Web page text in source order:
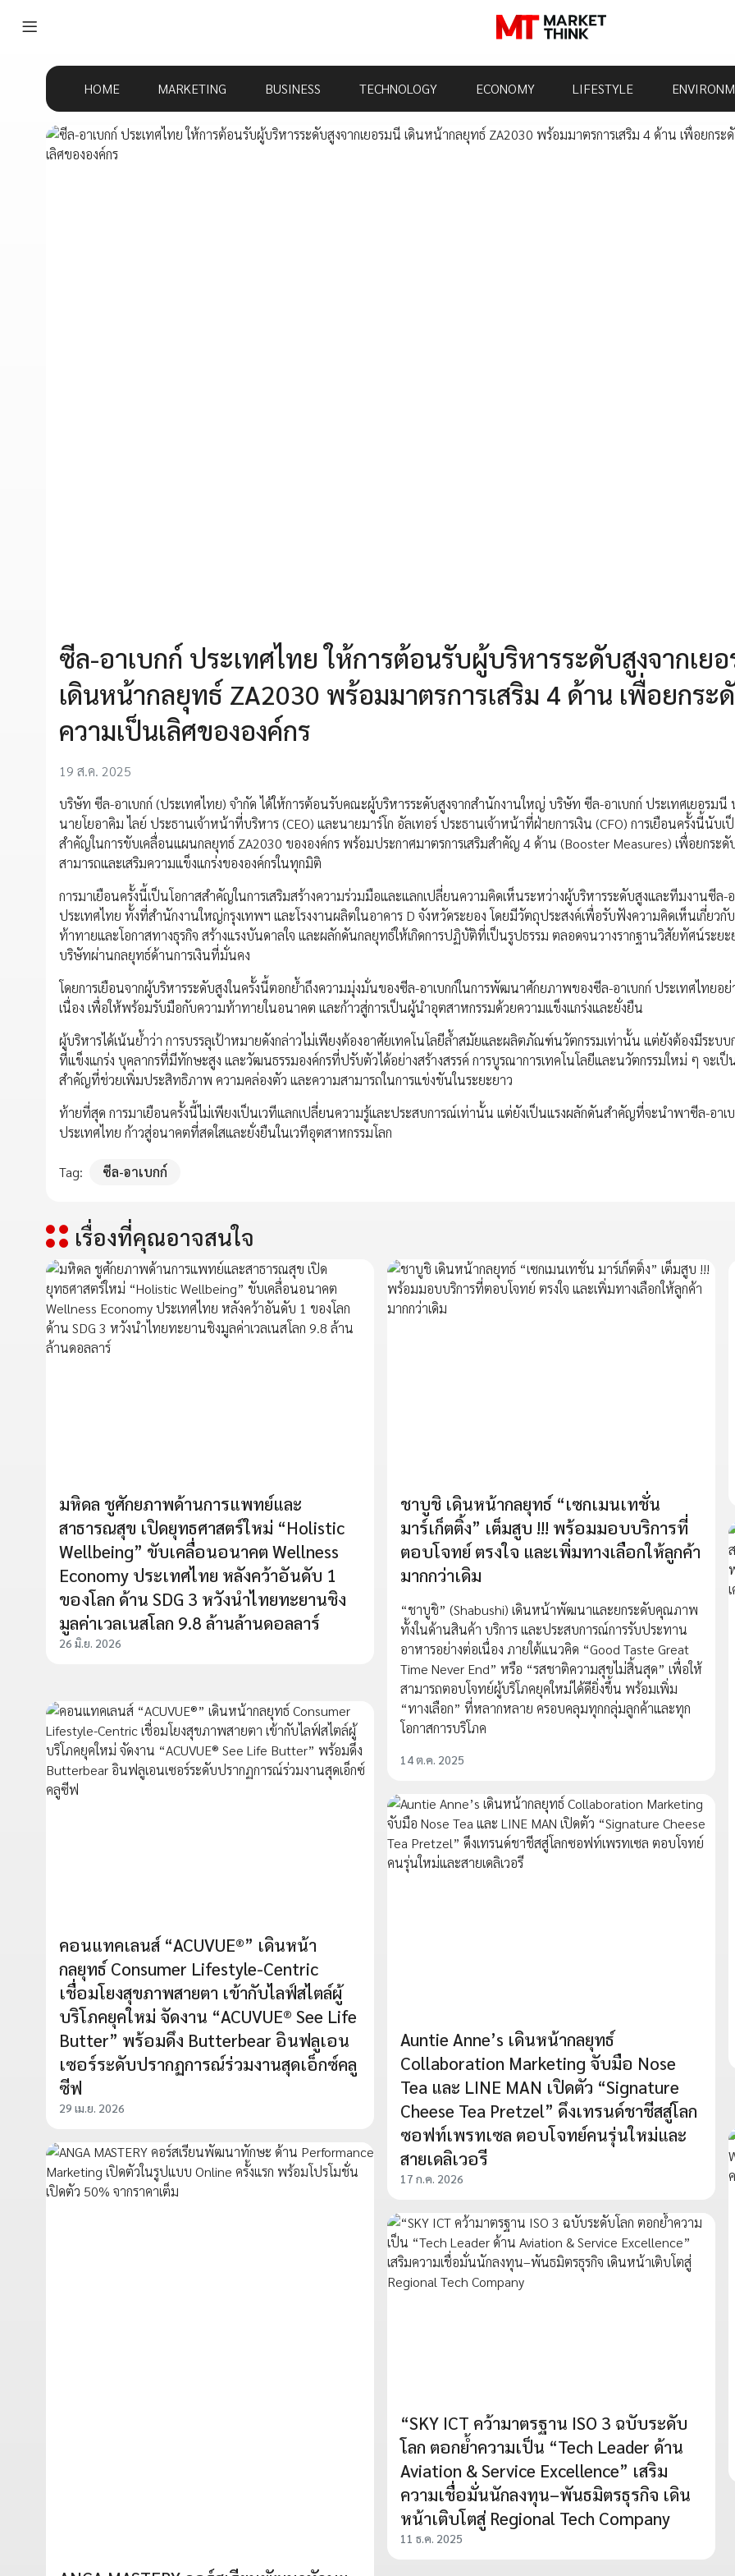
HOME MARKETING BUSINESS TECHNOLOGY ECONOMY LIFESTYLE
ซีล-อาเบกก์ ประเทศไทย ให้การต้อนรับผู้บริหารระดับสูงจากเย
เดินหน้ากลยุทธ์ ZA2030 พร้อมมาตรการเสริม 4 ด้าน เพื่อยกระ
ความเป็นเลิศขององค์กร
19 ส.ค. 2025
บริษัท ซีล-อาเบกก์ (ประเทศไทย) จำกัด ได้ให้การต้อนรับคณะผู้บริหารระดับสูงจากสำนักงานใหญ่ บริษัท ซีล-อาเบกก์ ประเทศเยอรมนี
นายโยอาคิม ไลย์ ประธานเจ้าหน้าที่บริหาร (CEO) และนายมาร์โก อัลเทอร์ ประธานเจ้าหน้าที่ฝ่ายการเงิน (CFO) การเยือนครั้งนี้นับเ
สำคัญในการขับเคลื่อนแผนกลยุทธ์ ZA2030 ขององค์กร พร้อมประกาศมาตรการเสริมสำคัญ 4 ด้าน (Booster Measures) เพื่อยกระ
สามารถและเสริมความแข็งแกร่งขององค์กรในทุกมิติ
การมาเยือนครั้งนี้เป็นโอกาสสำคัญในการเสริมสร้างความร่วมมือและแลกเปลี่ยนความคิดเห็นระหว่างผู้บริหารระดับสูงและทีมงานซีล-อ
ประเทศไทย ทั้งที่สำนักงานใหญ่กรุงเทพฯ และโรงงานผลิตในอาคาร D จังหวัดระยอง โดยมีวัตถุประสงค์เพื่อรับฟังความคิดเห็นเกี่ยวกั
ท้าทายและโอกาสทางธุรกิจ สร้างแรงบันดาลใจ และผลักดันกลยุทธ์ให้เกิดการปฏิบัติที่เป็นรูปธรรม ตลอดจนวางรากฐานวิสัยทัศน์ระยะ
บริษัทผ่านกลยุทธ์ด้านการเงินที่มั่นคง
โดยการเยือนจากผู้บริหารระดับสูงในครั้งนี้ตอกย้ำถึงความมุ่งมั่นของซีล-อาเบกก์ในการพัฒนาศักยภาพของซีล-อาเบกก์ ประเทศไทยอย่
เนื่อง เพื่อให้พร้อมรับมือกับความท้าทายในอนาคต และก้าวสู่การเป็นผู้นำอุตสาหกรรมด้วยความแข็งแกร่งและยั่งยืน
ผู้บริหารได้เน้นย้ำว่า การบรรลุเป้าหมายดังกล่าวไม่เพียงต้องอาศัยเทคโนโลยีล้ำสมัยและผลิตภัณฑ์นวัตกรรมเท่านั้น แต่ยังต้องมีระบบ
ที่แข็งแกร่ง บุคลากรที่มีทักษะสูง และวัฒนธรรมองค์กรที่ปรับตัวได้อย่างสร้างสรรค์ การบูรณาการเทคโนโลยีและนวัตกรรมใหม่ ๆ จะเ
สำคัญที่ช่วยเพิ่มประสิทธิภาพ ความคล่องตัว และความสามารถในการแข่งขันในระยะยาว
ท้ายที่สุด การมาเยือนครั้งนี้ไม่เพียงเป็นเวทีแลกเปลี่ยนความรู้และประสบการณ์เท่านั้น แต่ยังเป็นแรงผลักดันสำคัญที่จะนำพาซีล-อาเ
ประเทศไทย ก้าวสู่อนาคตที่สดใสและยั่งยืนในเวทีอุตสาหกรรมโลก
Tag: ซีล-อาเบกก์
เรื่องที่คุณอาจสนใจ
มหิดล ชูศักยภาพด้านการแพทย์และ
สาธารณสุข เปิดยุทธศาสตร์ใหม่ “Holistic
Wellbeing” ขับเคลื่อนอนาคต Wellness
Economy ประเทศไทย หลังคว้าอันดับ 1
ของโลก ด้าน SDG 3 หวังนำไทยทะยานชิง
มูลค่าเวลเนสโลก 9.8 ล้านล้านดอลลาร์
26 มิ.ย. 2026
ชาบูชิ เดินหน้ากลยุทธ์ “เซกเมนเทชั่น
มาร์เก็ตติ้ง” เต็มสูบ !!! พร้อมมอบบริการที่
ตอบโจทย์ ตรงใจ และเพิ่มทางเลือกให้ลูกค้า
มากกว่าเดิม
“ชาบูชิ” (Shabushi) เดินหน้าพัฒนาและยกระดับคุณภาพ
ทั้งในด้านสินค้า บริการ และประสบการณ์การรับประทาน
อาหารอย่างต่อเนื่อง ภายใต้แนวคิด “Good Taste Great
Time Never End” หรือ “รสชาติความสุขไม่สิ้นสุด” เพื่อให้
สามารถตอบโจทย์ผู้บริโภคยุคใหม่ได้ดียิ่งขึ้น พร้อมเพิ่ม
“ทางเลือก” ที่หลากหลาย ครอบคลุมทุกกลุ่มลูกค้าและทุก
โอกาสการบริโภค
14 ต.ค. 2025
คอนแทคเลนส์ “ACUVUE®” เดินหน้า
กลยุทธ์ Consumer Lifestyle-Centric
เชื่อมโยงสุขภาพสายตา เข้ากับไลฟ์สไตล์ผู้
บริโภคยุคใหม่ จัดงาน “ACUVUE® See Life
Butter” พร้อมดึง Butterbear อินฟลูเอน
เซอร์ระดับปรากฏการณ์ร่วมงานสุดเอ็กซ์คลู
ซีฟ
29 เม.ย. 2026
Auntie Anne’s เดินหน้ากลยุทธ์
Collaboration Marketing จับมือ Nose
Tea และ LINE MAN เปิดตัว “Signature
Cheese Tea Pretzel” ดึงเทรนด์ชาชีสสู่โลก
ซอฟท์เพรทเซล ตอบโจทย์คนรุ่นใหม่และ
สายเดลิเวอรี
17 ก.ค. 2026
“SKY ICT คว้ามาตรฐาน ISO 3 ฉบับระดับ
โลก ตอกย้ำความเป็น “Tech Leader ด้าน
Aviation & Service Excellence” เสริม
ความเชื่อมั่นนักลงทุน–พันธมิตรธุรกิจ เดิน
หน้าเติบโตสู่ Regional Tech Company
11 ธ.ค. 2025